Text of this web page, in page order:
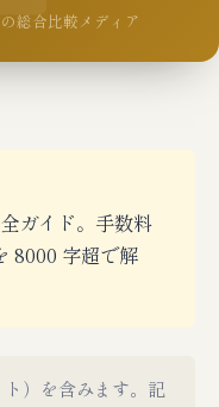
総合比較メディア
ガイド。手数料
8000 字超で解
）を含みます。記